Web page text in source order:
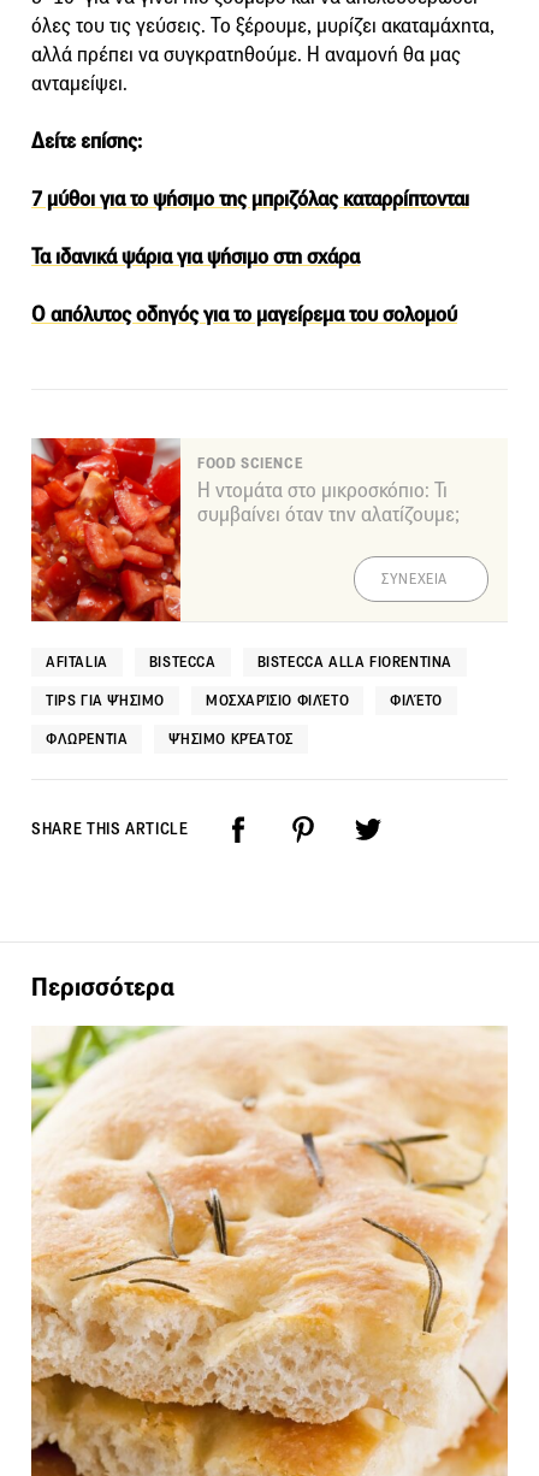
όλες του τις γεύσεις. Το ξέρουμε, μυρίζει ακαταμάχητα,
αλλά πρέπει να συγκρατηθούμε. Η αναμονή θα μας
ανταμείψει.
Δείτε επίσης:
7 μύθοι για το ψήσιμο της μπριζόλας καταρρίπτονται
Τα ιδανικά ψάρια για ψήσιμο στη σχάρα
Ο απόλυτος οδηγός για το μαγείρεμα του σολομού
FOOD SCIENCE
Η ντομάτα στο μικροσκόπιο: Τι
συμβαίνει όταν την αλατίζουμε;
ΣΥΝΕΧΕΙΑ
AFITALIA BISTECCA BISTECCA ALLA FIORENTINA
TIPS ΓΙΑ ΨΉΣΙΜΟ ΜΟΣΧΑΡΊΣΙΟ ΦΙΛΈΤΟ ΦΙΛΈΤΟ
ΦΛΩΡΕΝΤΊΑ ΨΉΣΙΜΟ ΚΡΈΑΤΟΣ
SHARE THIS ARTICLE
Περισσότερα